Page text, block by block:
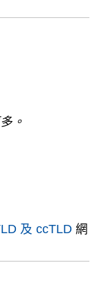
。
及 ccTLD 網